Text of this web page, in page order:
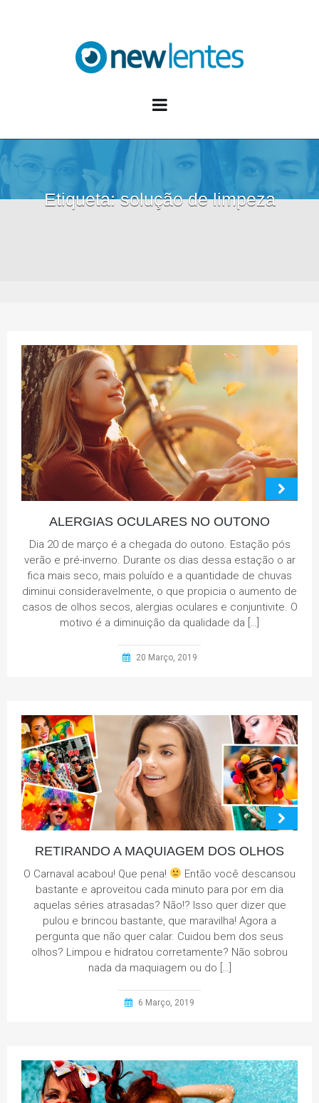
Etiqueta:solução de limpeza
ALERGIAS OCULARES NO OUTONO
Dia 20 de março é a chegada do outono. Estação pós
verão e pré-inverno. Durante os dias dessa estação o ar
fica mais seco, mais poluído e a quantidade de chuvas
diminui consideravelmente, o que propicia o aumento de
casos de olhos secos, alergias oculares e conjuntivite. O
motivo é a diminuição da qualidade da […]
20 Março, 2019
RETIRANDO A MAQUIAGEM DOS OLHOS
O Carnaval acabou! Que pena!
Então você descansou
bastante e aproveitou cada minuto para por em dia
aquelas séries atrasadas? Não!? Isso quer dizer que
pulou e brincou bastante, que maravilha! Agora a
pergunta que não quer calar. Cuidou bem dos seus
olhos? Limpou e hidratou corretamente? Não sobrou
nada da maquiagem ou do […]
6 Março, 2019